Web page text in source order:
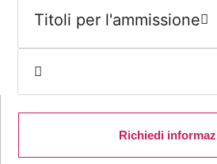
Titoli per l'ammissione
Richiedi